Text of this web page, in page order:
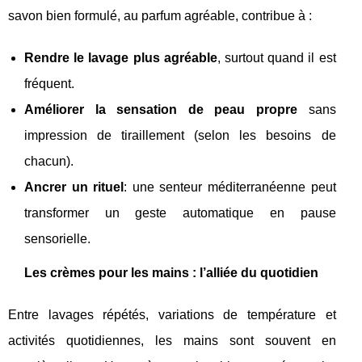
savon bien formulé, au parfum agréable, contribue à :
Rendre le lavage plus agréable, surtout quand il est
fréquent.
Améliorer la sensation de peau propre sans
impression de tiraillement (selon les besoins de
chacun).
Ancrer un rituel : une senteur méditerranéenne peut
transformer un geste automatique en pause
sensorielle.
Les crèmes pour les mains : l’alliée du quotidien
Entre lavages répétés, variations de température et
activités quotidiennes, les mains sont souvent en